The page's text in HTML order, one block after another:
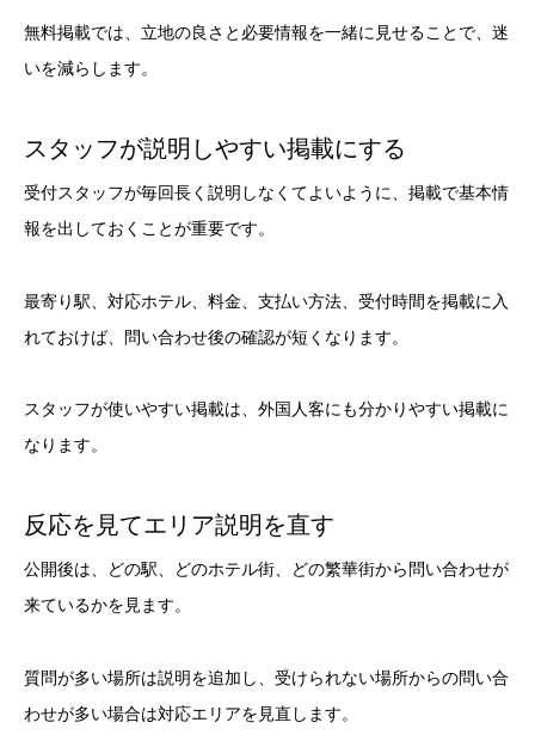
無料掲載では、立地の良さと必要情報を一緒に見せることで、迷
いを減らします。
スタッフが説明しやすい掲載にする
受付スタッフが毎回長く説明しなくてよいように、掲載で基本情
報を出しておくことが重要です。
最寄り駅、対応ホテル、料金、支払い方法、受付時間を掲載に入
れておけば、問い合わせ後の確認が短くなります。
スタッフが使いやすい掲載は、外国人客にも分かりやすい掲載に
なります。
反応を見てエリア説明を直す
公開後は、どの駅、どのホテル街、どの繁華街から問い合わせが
来ているかを見ます。
質問が多い場所は説明を追加し、受けられない場所からの問い合
わせが多い場合は対応エリアを見直します。